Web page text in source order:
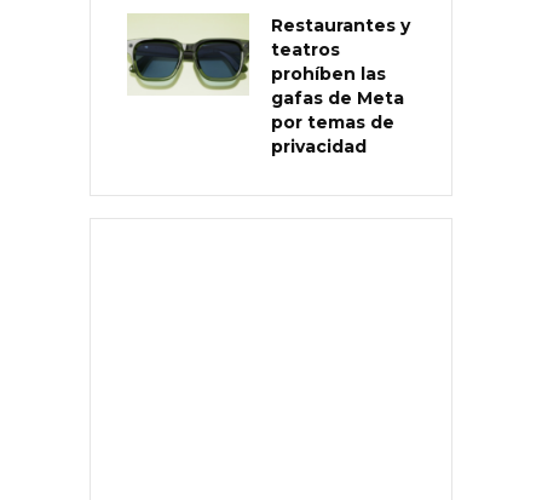
Restaurantes y
teatros
prohíben las
gafas de Meta
por temas de
privacidad